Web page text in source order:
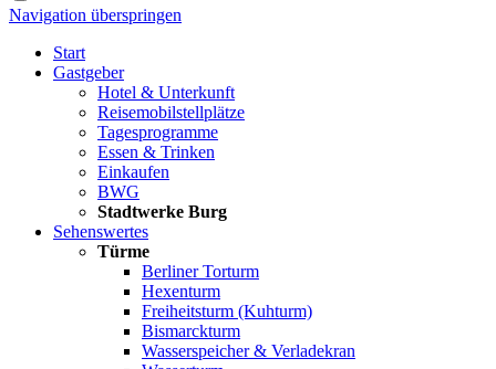
Navigation überspringen
Start
Gastgeber
Hotel & Unterkunft
Reisemobilstellplätze
Tagesprogramme
Essen & Trinken
Einkaufen
BWG
Stadtwerke Burg
Sehenswertes
Türme
Berliner Torturm
Hexenturm
Freiheitsturm (Kuhturm)
Bismarckturm
Wasserspeicher & Verladekran